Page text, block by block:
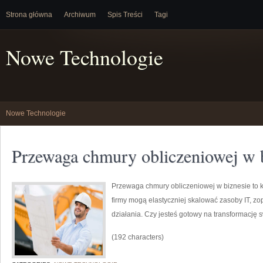
Strona główna Archiwum Spis Treści Tagi
Nowe Technologie
Nowe Technologie
Przewaga chmury obliczeniowej w
Przewaga chmury obliczeniowej w biznesie to
firmy mogą elastyczniej skalować zasoby IT,
działania. Czy jesteś gotowy na transformację
(192 characters)